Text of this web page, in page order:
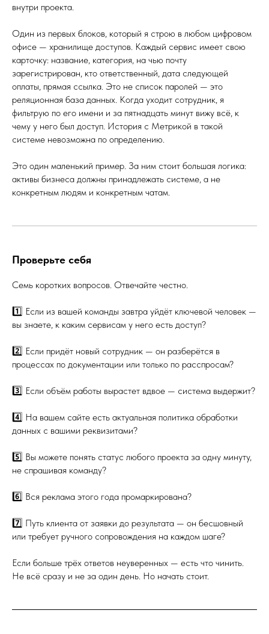
внутри проекта.
Один из первых блоков, который я строю в любом цифровом
офисе — хранилище доступов. Каждый сервис имеет свою
карточку: название, категория, на чью почту
зарегистрирован, кто ответственный, дата следующей
оплаты, прямая ссылка. Это не список паролей — это
реляционная база данных. Когда уходит сотрудник, я
фильтрую по его имени и за пятнадцать минут вижу всё, к
чему у него был доступ. История с Метрикой в такой
системе невозможна по определению.
Это один маленький пример. За ним стоит большая логика:
активы бизнеса должны принадлежать системе, а не
конкретным людям и конкретным чатам.
Проверьте себя
Семь коротких вопросов. Отвечайте честно.
1️⃣ Если из вашей команды завтра уйдёт ключевой человек —
вы знаете, к каким сервисам у него есть доступ?
2️⃣ Если придёт новый сотрудник — он разберётся в
процессах по документации или только по расспросам?
3️⃣ Если объём работы вырастет вдвое — система выдержит?
4️⃣ На вашем сайте есть актуальная политика обработки
данных с вашими реквизитами?
5️⃣ Вы можете понять статус любого проекта за одну минуту,
не спрашивая команду?
6️⃣ Вся реклама этого года промаркирована?
7️⃣ Путь клиента от заявки до результата — он бесшовный
или требует ручного сопровождения на каждом шаге?
Если больше трёх ответов неуверенных — есть что чинить.
Не всё сразу и не за один день. Но начать стоит.